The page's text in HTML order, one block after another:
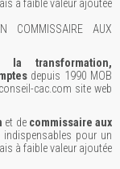
à faible valeur ajoutée
COMMISSAIRE AUX
la transformation,
depuis 1990 MOB
cac.com site web
et de commissaire aux
pour un
à faible valeur ajoutée